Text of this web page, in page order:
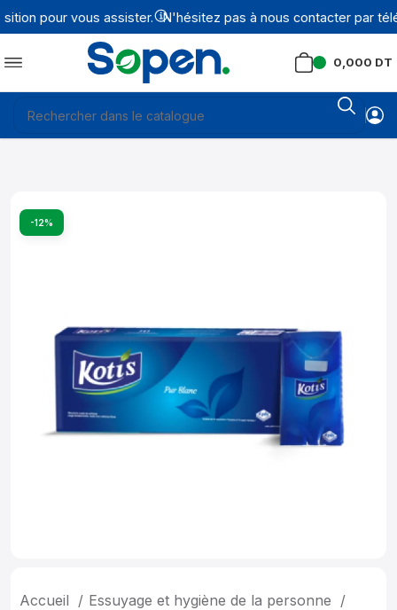
pour vous assister. N'hésitez pas à nous contacter par
0,000 DT
-12%
Accueil Essuyage et hygiène de la personne